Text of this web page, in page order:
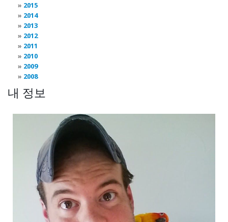
2015
2014
2013
2012
2011
2010
2009
2008
내 정보